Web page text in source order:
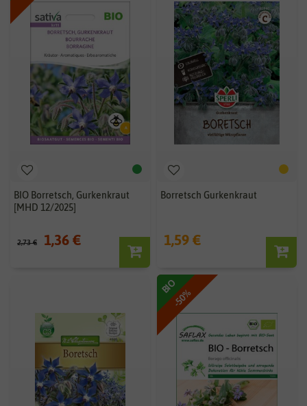
BIO Borretsch, Gurkenkraut
[MHD 12/2025]
2,73 € 1,36 €
Borretsch Gurkenkraut
1,59 €
-50%
BIO